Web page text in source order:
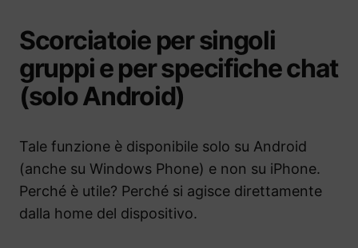
Scorciatoie per singoli
gruppi e per specifiche chat
(solo Android)
Tale funzione è disponibile solo su Android
(anche su Windows Phone) e non su iPhone.
Perché è utile? Perché si agisce direttamente
dalla home del dispositivo.